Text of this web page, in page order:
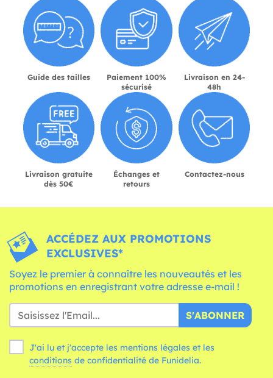
Guide des tailles
Paiement 100%
sécurisé
Livraison en 24-
48h
Livraison gratuite
dès 50€
Échanges et
retours
Contactez-nous
ACCÉDEZ AUX PROMOTIONS
EXCLUSIVES*
Soyez le premier à connaître les nouveautés et les
promotions en enregistrant votre adresse e-mail !
S'ABONNER
J'ai lu et j'accepte les mentions légales et les
conditions de confidentialité de Funidelia.